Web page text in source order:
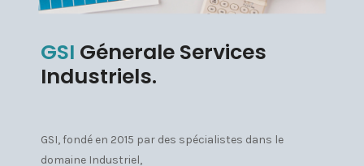
GSI Génerale Services
Industriels.
GSI, fondé en 2015 par des spécialistes dans le
domaine Industriel,